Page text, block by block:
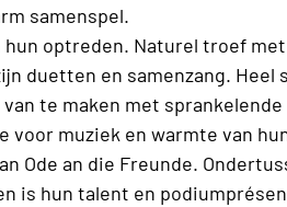
samenspel.
optreden. Naturel troef
duetten en samenzang. Heel
te maken met
voor muziek en warmte van
Ode an die Freunde.
is hun talent en